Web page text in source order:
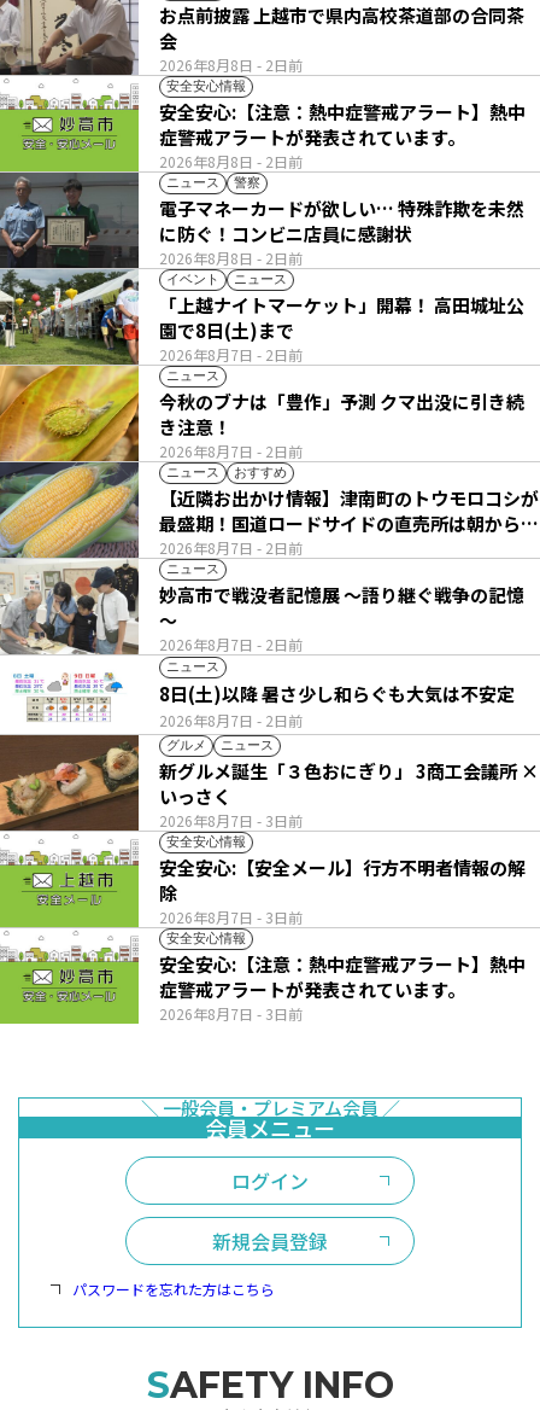
2026年8月8日 - 2日前
お点前披露 上越市で県内高校茶道部の合同茶
会
安全安心情報
2026年8月8日 - 2日前
安全安心:【注意：熱中症警戒アラート】熱中
症警戒アラートが発表されています。
ニュース 警察
2026年8月8日 - 2日前
電子マネーカードが欲しい… 特殊詐欺を未然
に防ぐ！コンビニ店員に感謝状
イベント ニュース
2026年8月7日 - 2日前
「上越ナイトマーケット」開幕！ 高田城址公
園で8日(土)まで
ニュース
2026年8月7日 - 2日前
今秋のブナは「豊作」予測 クマ出没に引き続
き注意！
ニュース おすすめ
2026年8月7日 - 2日前
【近隣お出かけ情報】津南町のトウモロコシが
最盛期！国道ロードサイドの直売所は朝から長
い列
ニュース
2026年8月7日 - 2日前
妙高市で戦没者記憶展 ～語り継ぐ戦争の記憶
～
ニュース
2026年8月7日 - 2日前
8日(土)以降 暑さ少し和らぐも大気は不安定
グルメ ニュース
2026年8月7日 - 3日前
新グルメ誕生「３色おにぎり」 3商工会議所 ×
いっさく
安全安心情報
2026年8月7日 - 3日前
安全安心:【安全メール】行方不明者情報の解
除
安全安心情報
2026年8月7日 - 3日前
安全安心:【注意：熱中症警戒アラート】熱中
症警戒アラートが発表されています。
ログイン
新規会員登録
パスワードを忘れた方はこちら
SAFETY INFO